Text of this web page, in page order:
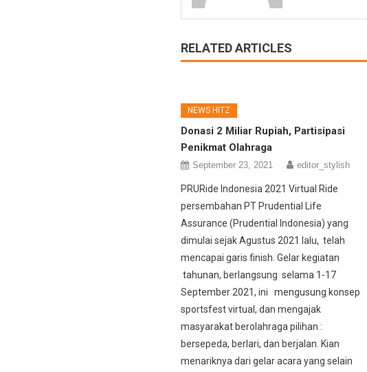
RELATED ARTICLES
NEWS HITZ
Donasi 2 Miliar Rupiah, Partisipasi
Penikmat Olahraga
September 23, 2021 editor_stylish
PRURide Indonesia 2021 Virtual Ride
persembahan PT Prudential Life
Assurance (Prudential Indonesia) yang
dimulai sejak Agustus 2021 lalu, telah
mencapai garis finish. Gelar kegiatan
tahunan, berlangsung selama 1-17
September 2021, ini mengusung konsep
sportsfest virtual, dan mengajak
masyarakat berolahraga pilihan :
bersepeda, berlari, dan berjalan. Kian
menariknya dari gelar acara yang selain